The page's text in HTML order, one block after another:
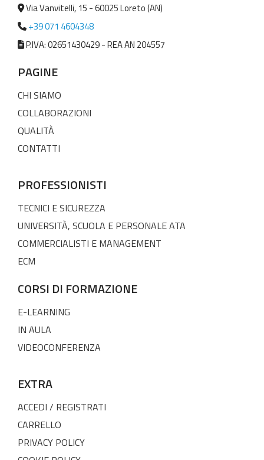
Via Vanvitelli, 15 - 60025 Loreto (AN)
+39 071 4604348
P.IVA: 02651430429 - REA AN 204557
PAGINE
CHI SIAMO
COLLABORAZIONI
QUALITÀ
CONTATTI
PROFESSIONISTI
TECNICI E SICUREZZA
UNIVERSITÀ, SCUOLA E PERSONALE ATA
COMMERCIALISTI E MANAGEMENT
ECM
CORSI DI FORMAZIONE
E-LEARNING
IN AULA
VIDEOCONFERENZA
EXTRA
ACCEDI / REGISTRATI
CARRELLO
PRIVACY POLICY